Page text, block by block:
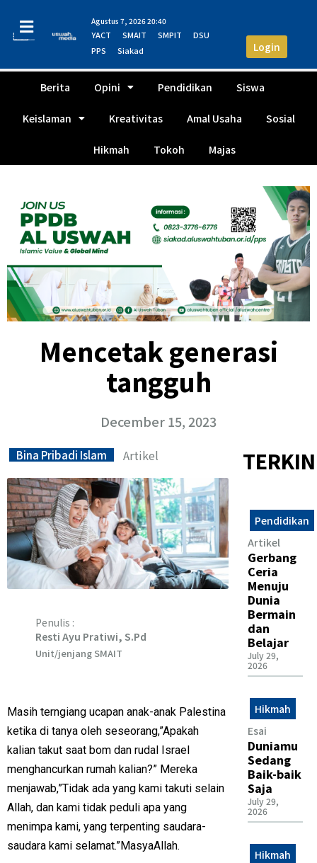
Login
Agustus 7, 2026 20:40
YACT SMAIT SMPIT
DSU
PPS
Siakad
Berita Opini Pendidikan Siswa
Keislaman Kreativitas Amal Usaha Sosial
Hikmah Tokoh Majas
Mencetak generasi
tangguh
December 15, 2023
Bina Pribadi Islam Artikel
Penulis :
Resti Ayu Pratiwi, S.Pd
Unit/jenjang SMAIT
Masih terngiang ucapan anak-anak Palestina
ketika di tanya oleh seseorang,”Apakah
kalian takut saat bom dan rudal Israel
menghancurkan rumah kalian?” Mereka
menjawab,”Tidak ada yang kami takuti selain
Allah, dan kami tidak peduli apa yang
menimpa kami, yang terpenting saudara-
saudara kami selamat.”MasyaAllah.
Pendidikan
Artikel
Gerbang
Ceria
Menuju
Dunia
Bermain
dan
Belajar
July 29,
2026
Hikmah
Esai
Duniamu
Sedang
Baik-baik
Saja
July 29,
2026
Hikmah